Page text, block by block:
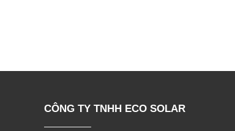
CÔNG TY TNHH ECO SOLAR